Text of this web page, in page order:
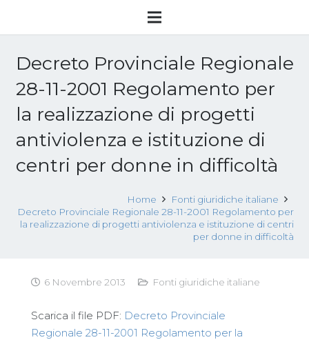
Decreto Provinciale Regionale
28-11-2001 Regolamento per
la realizzazione di progetti
antiviolenza e istituzione di
centri per donne in difficoltà
Home
Fonti giuridiche italiane
Decreto Provinciale Regionale 28-11-2001 Regolamento per
la realizzazione di progetti antiviolenza e istituzione di centri
per donne in difficoltà
6 Novembre 2013 Fonti giuridiche italiane
Scarica il file PDF: Decreto Provinciale
Regionale 28-11-2001 Regolamento per la